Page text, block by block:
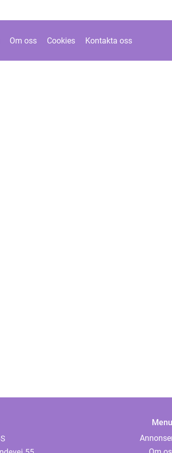
Om oss Cookies Kontakta oss
Menu